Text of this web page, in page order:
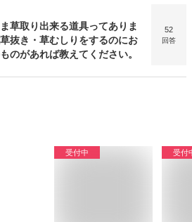
草取り出来る道具ってありま
抜き・草むしりをするのにお
のがあれば教えてください。
52
回答
受付中 受付